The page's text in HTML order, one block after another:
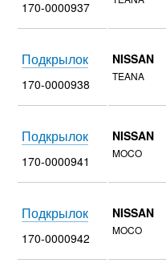
170-0000937
Подкрылок
170-0000938
NISSAN
TEANA
Подкрылок
170-0000941
NISSAN
MOCO
Подкрылок
170-0000942
NISSAN
MOCO